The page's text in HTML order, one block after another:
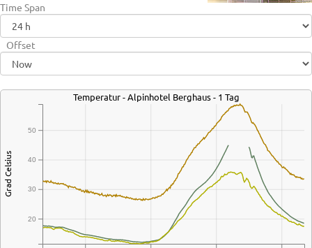
Time Span
Offset
Temperatur - Alpinhotel Berghaus - 1 Tag
20
30
40
50
Grad Celsius